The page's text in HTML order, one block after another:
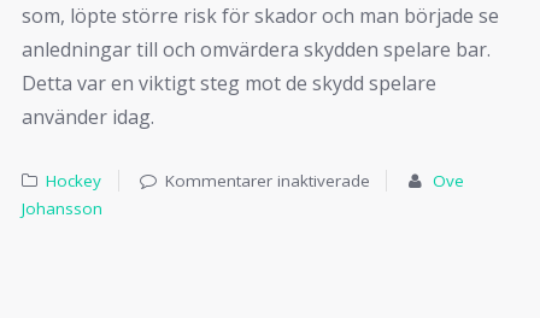
som, löpte större risk för skador och man började se
anledningar till och omvärdera skydden spelare bar.
Detta var en viktigt steg mot de skydd spelare
använder idag.
Hockey Kommentarer inaktiverade
Ove
Johansson